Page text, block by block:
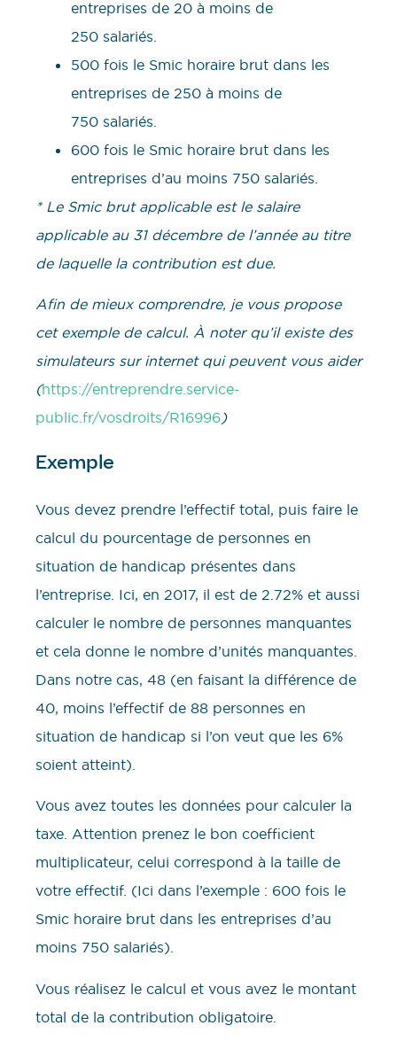
entreprises de 20 à moins de
250 salariés.
500 fois le Smic horaire brut dans les
entreprises de 250 à moins de
750 salariés.
600 fois le Smic horaire brut dans les
entreprises d’au moins 750 salariés.
* Le Smic brut applicable est le salaire
applicable au 31 décembre de l’année au titre
de laquelle la contribution est due.
Afin de mieux comprendre, je vous propose
cet exemple de calcul. À noter qu’il existe des
simulateurs sur internet qui peuvent vous aider
(https://entreprendre.service-
public.fr/vosdroits/R16996)
Exemple
Vous devez prendre l’effectif total, puis faire le
calcul du pourcentage de personnes en
situation de handicap présentes dans
l’entreprise. Ici, en 2017, il est de 2.72% et aussi
calculer le nombre de personnes manquantes
et cela donne le nombre d’unités manquantes.
Dans notre cas, 48 (en faisant la différence de
40, moins l’effectif de 88 personnes en
situation de handicap si l’on veut que les 6%
soient atteint).
Vous avez toutes les données pour calculer la
taxe. Attention prenez le bon coefficient
multiplicateur, celui correspond à la taille de
votre effectif. (Ici dans l’exemple : 600 fois le
Smic horaire brut dans les entreprises d’au
moins 750 salariés).
Vous réalisez le calcul et vous avez le montant
total de la contribution obligatoire.